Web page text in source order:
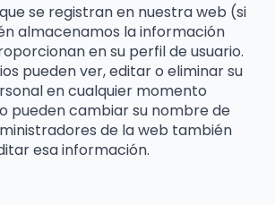
se registran en nuestra web (si
almacenamos la información
en su perfil de usuario.
pueden ver, editar o eliminar su
en cualquier momento
pueden cambiar su nombre de
de la web también
esa información.